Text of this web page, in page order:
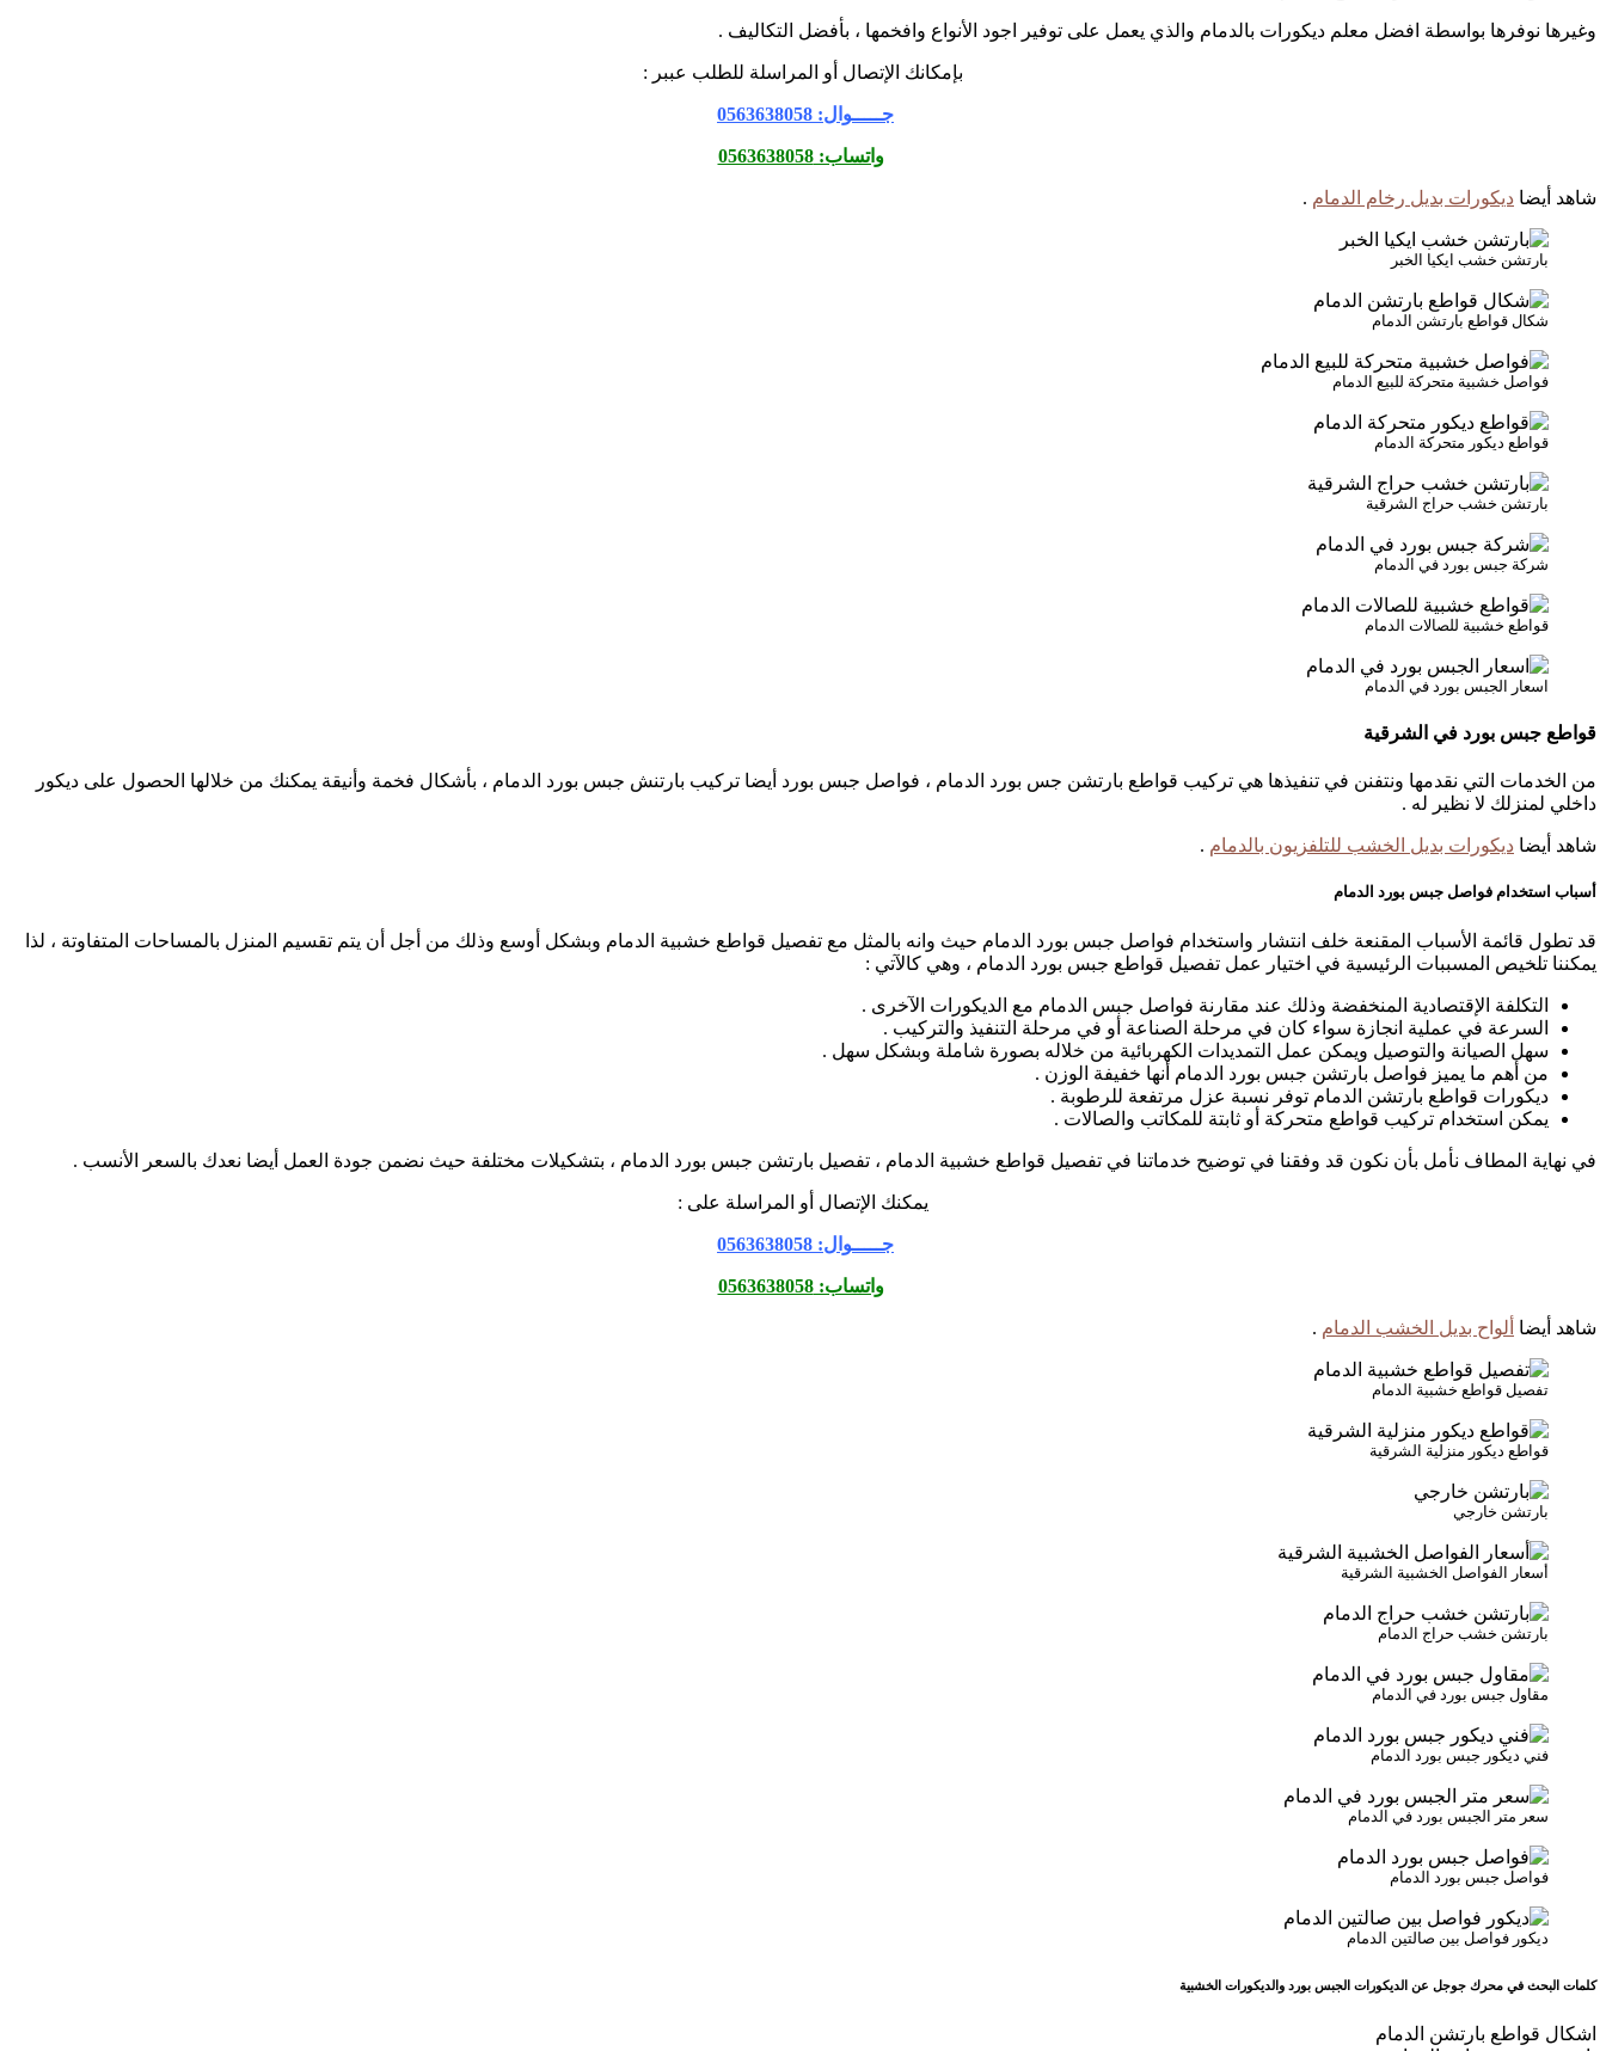
وغيرها نوفرها بواسطة افضل معلم ديكورات بالدمام والذي يعمل على توفير اجود الأنواع وافخمها ، بأفضل التكاليف .
بإمكانك الإتصال أو المراسلة للطلب عببر :
جـــــوال: 0563638058
واتساب: 0563638058
شاهد أيضا ديكورات بديل رخام الدمام .
بارتشن خشب ايكيا الخبر
شكال قواطع بارتشن الدمام
فواصل خشبية متحركة للبيع الدمام
قواطع ديكور متحركة الدمام
بارتشن خشب حراج الشرقية
شركة جبس بورد في الدمام
قواطع خشبية للصالات الدمام
اسعار الجبس بورد في الدمام
قواطع جبس بورد في الشرقية
من الخدمات التي نقدمها ونتفنن في تنفيذها هي تركيب قواطع بارتشن جس بورد الدمام ، فواصل جبس بورد أيضا تركيب بارتنش جبس بورد الدمام ، بأشكال فخمة وأنيقة يمكنك من خلالها الحصول على ديكور
داخلي لمنزلك لا نظير له .
شاهد أيضا ديكورات بديل الخشب للتلفزيون بالدمام .
أسباب استخدام فواصل جبس بورد الدمام
قد تطول قائمة الأسباب المقنعة خلف انتشار واستخدام فواصل جبس بورد الدمام حيث وانه بالمثل مع تفصيل قواطع خشبية الدمام وبشكل أوسع وذلك من أجل أن يتم تقسيم المنزل بالمساحات المتفاوتة ، لذا
يمكننا تلخيص المسببات الرئيسية في اختيار عمل تفصيل قواطع جبس بورد الدمام ، وهي كالآتي :
التكلفة الإقتصادية المنخفضة وذلك عند مقارنة فواصل جبس الدمام مع الديكورات الآخرى .
السرعة في عملية انجازة سواء كان في مرحلة الصناعة أو في مرحلة التنفيذ والتركيب .
سهل الصيانة والتوصيل ويمكن عمل التمديدات الكهربائية من خلاله بصورة شاملة وبشكل سهل .
من أهم ما يميز فواصل بارتشن جبس بورد الدمام أنها خفيفة الوزن .
ديكورات قواطع بارتشن الدمام توفر نسبة عزل مرتفعة للرطوبة .
يمكن استخدام تركيب قواطع متحركة أو ثابتة للمكاتب والصالات .
في نهاية المطاف نأمل بأن نكون قد وفقنا في توضيح خدماتنا في تفصيل قواطع خشبية الدمام ، تفصيل بارتشن جبس بورد الدمام ، بتشكيلات مختلفة حيث نضمن جودة العمل أيضا نعدك بالسعر الأنسب .
يمكنك الإتصال أو المراسلة على :
جـــــوال: 0563638058
واتساب: 0563638058
شاهد أيضا ألواح بديل الخشب الدمام .
تفصيل قواطع خشبية الدمام
قواطع ديكور منزلية الشرقية
بارتشن خارجي
أسعار الفواصل الخشبية الشرقية
بارتشن خشب حراج الدمام
مقاول جبس بورد في الدمام
فني ديكور جبس بورد الدمام
سعر متر الجبس بورد في الدمام
فواصل جبس بورد الدمام
ديكور فواصل بين صالتين الدمام
كلمات البحث في محرك جوجل عن الديكورات الجبس بورد والديكورات الخشبية
اشكال قواطع بارتشن الدمام